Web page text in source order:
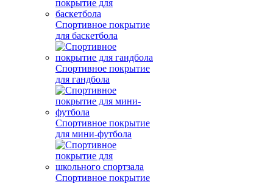
Спортивное покрытие
для баскетбола
Спортивное покрытие
для гандбола
Спортивное покрытие
для мини-футбола
Спортивное покрытие